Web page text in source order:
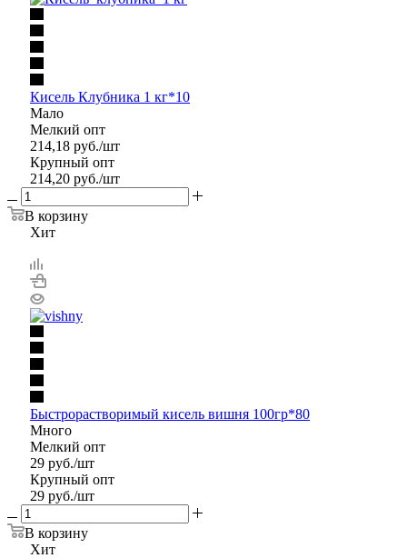
Кисель Клубника 1 кг*10
Мало
Мелкий опт
214,18 руб./шт
Крупный опт
214,20 руб./шт
В корзину
Хит
Быстрорастворимый кисель вишня 100гр*80
Много
Мелкий опт
29 руб./шт
Крупный опт
29 руб./шт
В корзину
Хит